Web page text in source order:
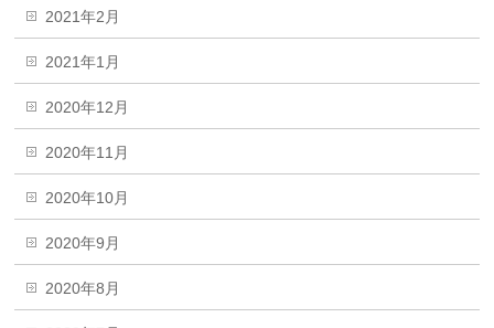
2021年2月
2021年1月
2020年12月
2020年11月
2020年10月
2020年9月
2020年8月